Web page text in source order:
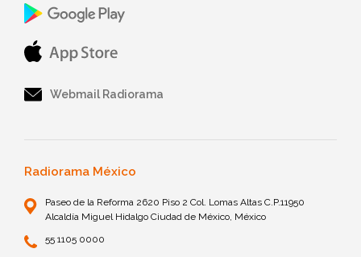
Webmail Radiorama
Radiorama México
Paseo de la Reforma 2620 Piso 2 Col. Lomas Altas C.P.11950
Alcaldía Miguel Hidalgo Ciudad de México, México
55 1105 0000